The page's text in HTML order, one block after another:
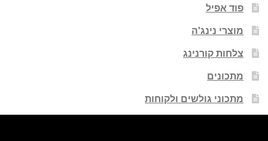
פוד אפיל
מוצרי נינג'ה
צלחות קורנינג
מתכונים
מתכוני גולשים ולקוחות